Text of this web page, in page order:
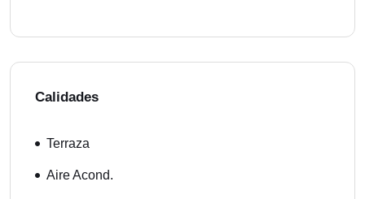
Calidades
Terraza
Aire Acond.